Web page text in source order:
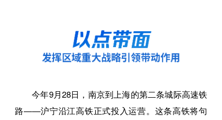
今年9月28日，南京到上海的第二条城际高速铁
路——沪宁沿江高铁正式投入运营。这条高铁将句